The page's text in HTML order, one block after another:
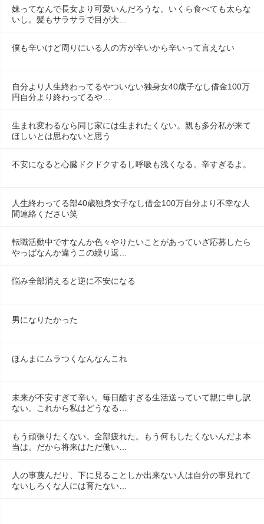
妹ってなんで長女より可愛いんだろうな。いくら食べても太らな
いし。髪もサラサラで目が大…
僕も辛いけど周りにいる人の方が辛いから辛いって言えない
自分より人生終わってるやついない独身女40歳子なし借金100万
円自分より終わってるや…
生まれ変わるなら同じ家には生まれたくない。親も多分私が来て
ほしいとは思わないと思う
不安になると心臓ドクドクするし呼吸も浅くなる。辛すぎるよ。
人生終わってる部40歳独身女子なし借金100万自分より不幸な人
間連絡ください笑
転職活動中ですなんか色々やりたいことがあっていざ応募したら
やっぱなんか違うこの繰り返…
悩み全部消えると逆に不安になる
男になりたかった
ほんまにムラつくなんなんこれ
未来が不安すぎて辛い。毎日酷すぎる生活送っていて親に申し訳
ない。これから私はどうなる…
もう頑張りたくない。全部疲れた。もう何もしたくないんだよ本
当は。だから将来はただ働い…
人の事蔑んだり、下に見ることしか出来ない人は自分の事見れて
ないしろくな人には育たない…